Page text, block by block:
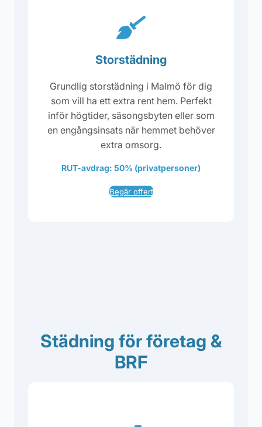
Storstädning
Grundlig storstädning i Malmö för dig
som vill ha ett extra rent hem. Perfekt
inför högtider, säsongsbyten eller som
en engångsinsats när hemmet behöver
extra omsorg.
RUT-avdrag: 50% (privatpersoner)
Begär offert
Städning för företag &
BRF